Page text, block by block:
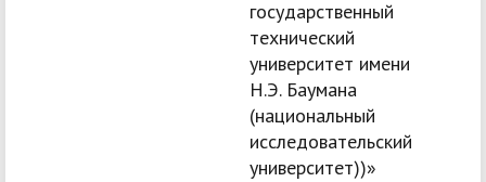
государственный
технический
университет имени
Н.Э. Баумана
(национальный
исследовательский
университет))»